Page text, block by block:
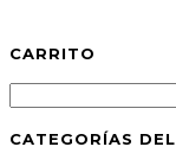
CARRITO
CATEGORÍAS